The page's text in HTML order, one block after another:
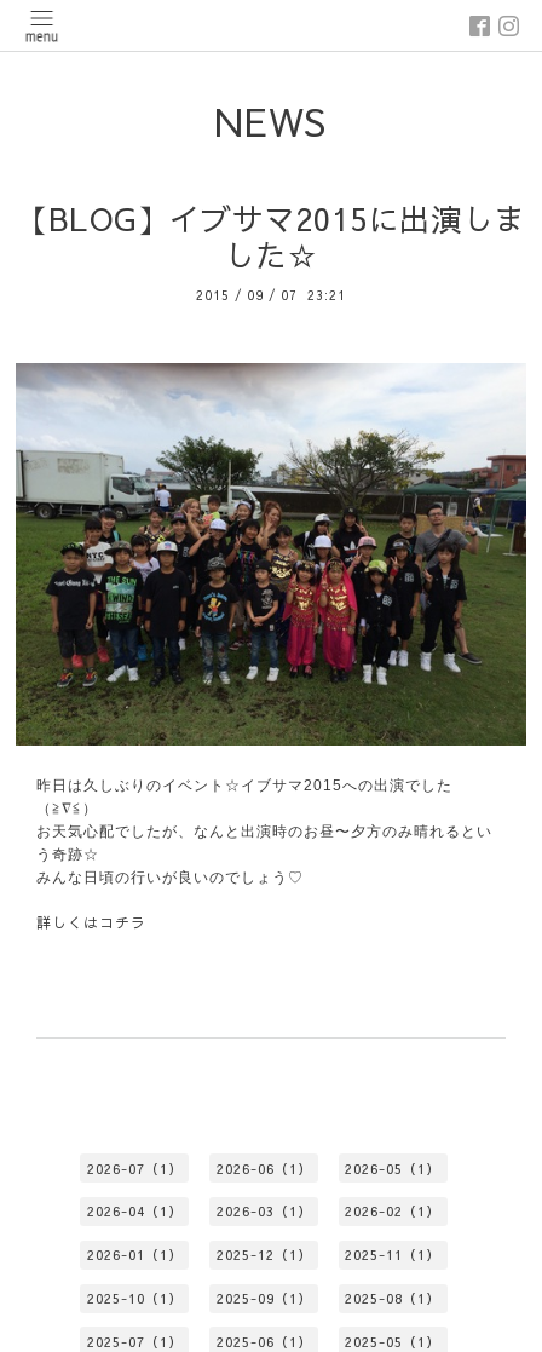
NEWS
【BLOG】イブサマ2015に出演しま
した☆
2015 / 09 / 07 23:21
昨日は久しぶりのイベント☆イブサマ2015への出演でした
（≧∇≦）
お天気心配でしたが、なんと出演時のお昼〜夕方のみ晴れるとい
う奇跡☆
みんな日頃の行いが良いのでしょう♡
詳しくは コチラ
2026-07（1） 2026-06（1） 2026-05（1）
2026-04（1） 2026-03（1） 2026-02（1）
2026-01（1） 2025-12（1） 2025-11（1）
2025-10（1） 2025-09（1） 2025-08（1）
2025-07（1） 2025-06（1） 2025-05（1）